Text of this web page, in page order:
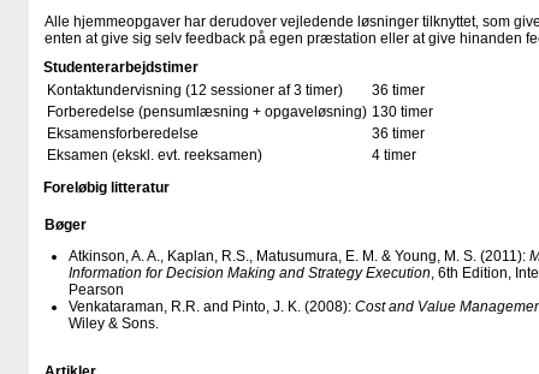
Alle hjemmeopgaver har derudover vejledende løsninger tilknyttet, som
enten at give sig selv feedback på egen præstation eller at give hinanden
Studenterarbejdstimer
Kontaktundervisning (12 sessioner af 3 timer)
36 timer
Forberedelse (pensumlæsning + opgaveløsning) 130 timer
Eksamensforberedelse
36 timer
Eksamen (ekskl. evt. reeksamen)
4 timer
Foreløbig litteratur
Bøger
Atkinson, A. A., Kaplan, R.S., Matusumura, E. M. & Young, M. S. (2011):
Information for Decision Making and Strategy Execution, 6th Edition,
Pearson
Venkataraman, R.R. and Pinto, J. K. (2008): Cost and Value
Wiley & Sons.